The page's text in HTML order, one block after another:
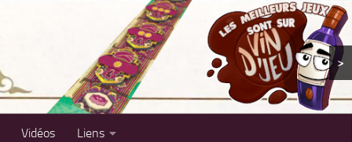
>
Vidéos
Liens